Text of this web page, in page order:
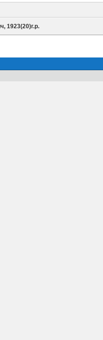
1923(20)г.р.